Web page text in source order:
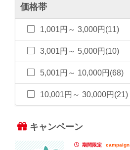
価格帯
1,001円～ 3,000円(11)
3,001円～ 5,000円(10)
5,001円～ 10,000円(68)
10,001円～ 30,000円(21)
キャンペーン
期間限定 campaign